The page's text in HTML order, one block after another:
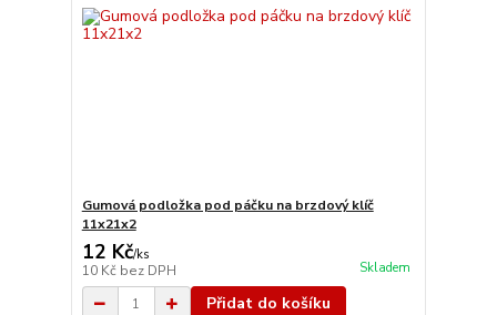
Gumová podložka pod páčku na brzdový klíč
11x21x2
12 Kč/ks
10 Kč bez DPH Skladem
Přidat do košíku